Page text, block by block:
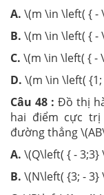
A. \(m \in \left( { -
B. \(m \in \left( { -
C. \(m \in \left( { -
D. \(m \in \left(
Câu 48 : Đồ thị
hai điểm cực trị
đường thẳng
A. \(Q\left( { - 3;3}
B. \(N\left( {3; - 3}